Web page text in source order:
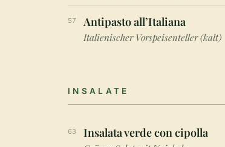
57 Antipasto all’Italiana
Italienischer Vorspeisenteller (kalt)
INSALATE
63 Insalata verde con cipolla